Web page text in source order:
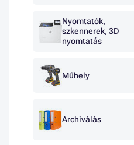
Nyomtatók,
szkennerek, 3D
nyomtatás
Műhely
Archiválás